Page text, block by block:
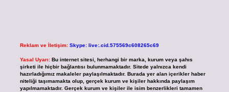
Reklam ve İletişim: Skype: live:.cid.575569c608265c69
Yasal Uyarı: Bu internet sitesi, herhangi bir marka, kurum veya şahıs
şirketi ile hiçbir bağlantısı bulunmamaktadır. Sitede yalnızca kendi
hazırladığımız makaleler paylaşılmaktadır. Burada yer alan içerikler haber
niteliği taşımamakta olup, gerçek kurum ve kişiler hakkında paylaşım
yapılmamaktadır. Gerçek kurum ve kişiler ile isim benzerlikleri tamamen